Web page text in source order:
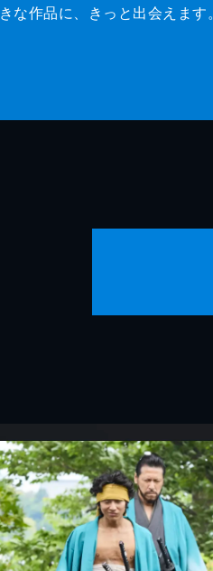
きな作品に、きっと出会えます。